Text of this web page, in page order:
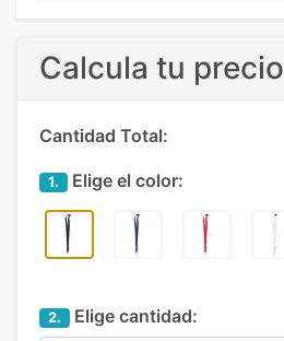
Calcula tu precio
Cantidad Total:
1. Elige el color:
2. Elige cantidad: